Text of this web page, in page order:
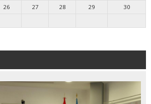
26 27 28 29
30